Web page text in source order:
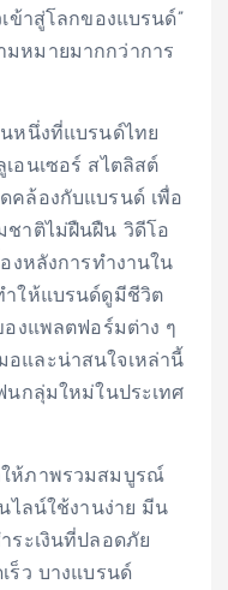
ข้าสู่โลกของแบรนด์”
หมายมากกว่าการ
หนึ่งที่แบรนด์ไทย
อนเซอร์ สไตลิสต์
คล้องกับแบรนด์ เพื่อ
ชาติไม่ฝืนฝืน วิดีโอ
งหลังการทำงานใน
ำให้แบรนด์ดูมีชีวิต
งแพลตฟอร์มต่าง ๆ
และน่าสนใจเหล่านี้
นกลุ่มใหม่ในประเทศ
ให้ภาพรวมสมบูรณ์
ไลน์ใช้งานง่าย มีน
ระเงินที่ปลอดภัย
ร็ว บางแบรนด์